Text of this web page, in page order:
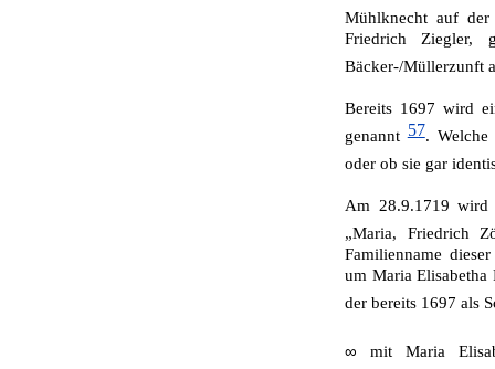
Mühlknecht auf
Friedrich Ziegler,
Bäcker-/Müllerzunft
Bereits 1697 wird
genannt57. Welche
oder ob sie gar
Am 28.9.1719 wird
„Maria, Friedrich
Familienname
um Maria
der bereits 1697 als
∞ mit Maria